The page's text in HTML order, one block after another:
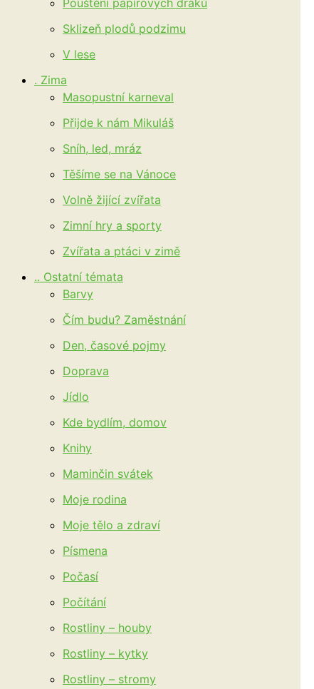
Sklizeň plodů podzimu
V lese
. Zima
Masopustní karneval
Přijde k nám Mikuláš
Sníh, led, mráz
Těšíme se na Vánoce
Volně žijící zvířata
Zimní hry a sporty
Zvířata a ptáci v zimě
.. Ostatní témata
Barvy
Čím budu? Zaměstnání
Den, časové pojmy
Doprava
Jídlo
Kde bydlím, domov
Knihy
Maminčin svátek
Moje rodina
Moje tělo a zdraví
Písmena
Počasí
Počítání
Rostliny – houby
Rostliny – kytky
Rostliny – stromy